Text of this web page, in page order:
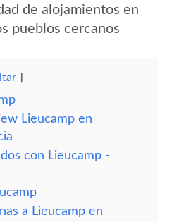
de alojamientos en
pueblos cercanos
Lieucamp en
con Lieucamp -
a Lieucamp en